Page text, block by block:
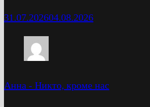
31.07.202604.08.2026
Анна - Никто, кроме нас